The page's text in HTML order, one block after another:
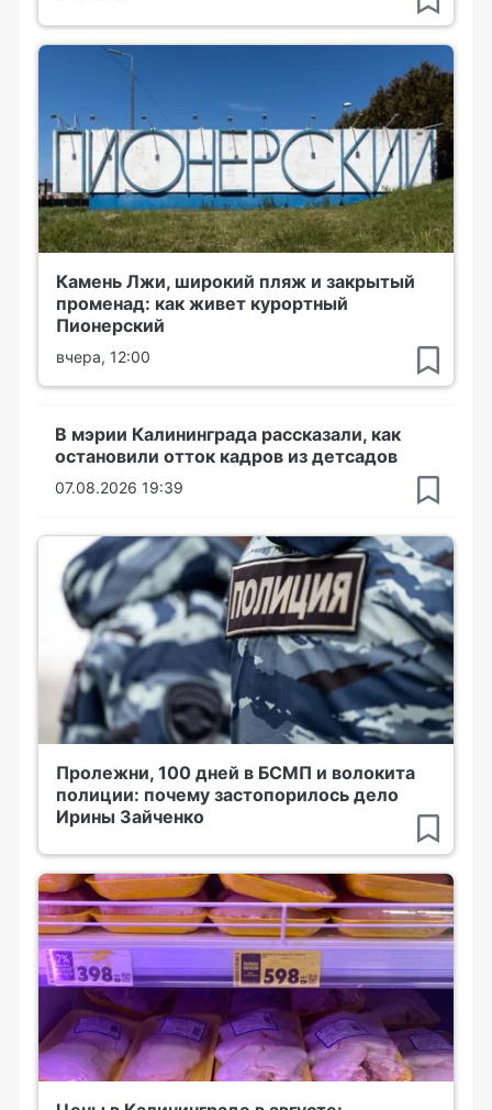
Камень Лжи, широкий пляж и закрытый
променад: как живет курортный
Пионерский
вчера, 12:00
В мэрии Калининграда рассказали, как
остановили отток кадров из детсадов
07.08.2026 19:39
Пролежни, 100 дней в БСМП и волокита
полиции: почему застопорилось дело
Ирины Зайченко